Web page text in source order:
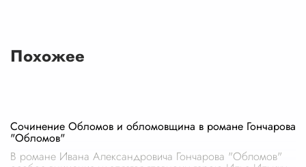
Похожее
Сочинение Обломов и обломовщина в романе Гончарова
"Обломов"
В романе Ивана Александровича Гончарова "Обломов"